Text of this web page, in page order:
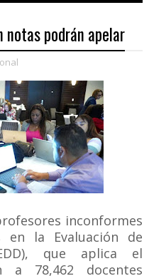
podrán apelar
inconformes
la Evaluación de
que aplica el
a 78,462 docentes